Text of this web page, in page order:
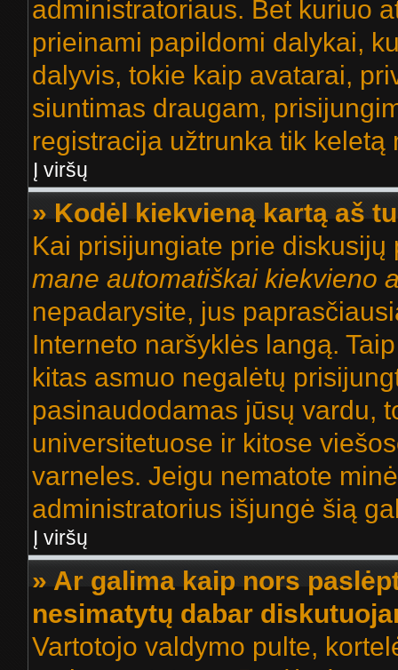
administratoriaus. Bet kuriuo
prieinami papildomi dalykai,
dalyvis, tokie kaip avatarai,
siuntimas draugam,
registracija užtrunka tik
Į viršų
» Kodėl kiekvieną kartą aš
Kai prisijungiate prie
mane automatiškai kiekvieno
nepadarysite, jus
Interneto naršyklės langą.
kitas asmuo negalėtų
pasinaudodamas jūsų vardu,
universitetuose ir kitose
varneles. Jeigu nematote
administratorius išjungė šią
Į viršų
» Ar galima kaip nors
nesimatytų dabar
Vartotojo valdymo pulte,